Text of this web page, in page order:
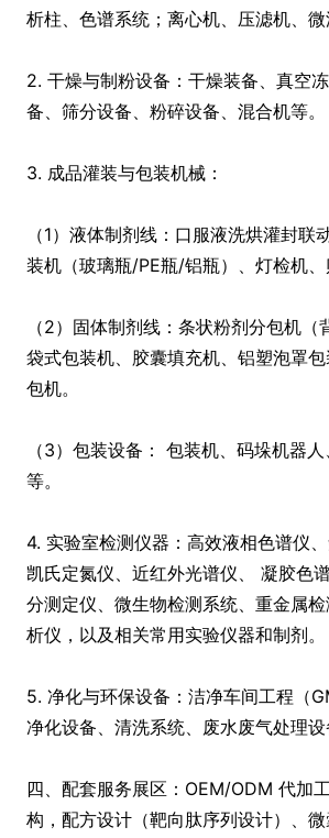
析柱、色谱系统；离心机、压滤机、微
2. 干燥与制粉设备：干燥装备、真空
备、筛分设备、粉碎设备、混合机等。
3. 成品灌装与包装机械：
（1）液体制剂线：口服液洗烘灌封联
装机（玻璃瓶/PE瓶/铝瓶）、灯检机、
（2）固体制剂线：条状粉剂分包机
袋式包装机、胶囊填充机、铝塑泡罩
包机。
（3）包装设备： 包装机、码垛机器
等。
4. 实验室检测仪器：高效液相色谱仪、
凯氏定氮仪、近红外光谱仪、 凝胶色
分测定仪、微生物检测系统、重金属
析仪，以及相关常用实验仪器和制剂。
5. 净化与环保设备：洁净车间工程（
净化设备、清洗系统、废水废气处理设
四、配套服务展区：OEM/ODM 代加
构，配方设计（靶向肽序列设计）、